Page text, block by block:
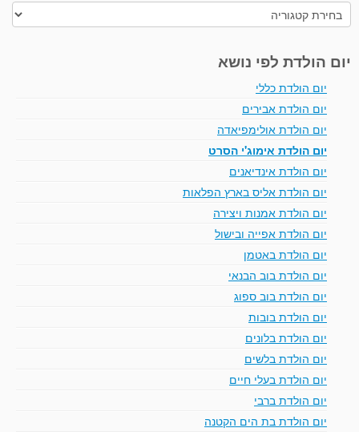
קטגוריות
יום הולדת לפי נושא
יום הולדת כללי
יום הולדת אבירים
יום הולדת אולימפיאדה
יום הולדת אימוג'י הסרט
יום הולדת אינדיאנים
יום הולדת אליס בארץ הפלאות
יום הולדת אמנות ויצירה
יום הולדת אפייה ובישול
יום הולדת באטמן
יום הולדת בוב הבנאי
יום הולדת בוב ספוג
יום הולדת בובות
יום הולדת בלונים
יום הולדת בלשים
יום הולדת בעלי חיים
יום הולדת ברבי
יום הולדת בת הים הקטנה